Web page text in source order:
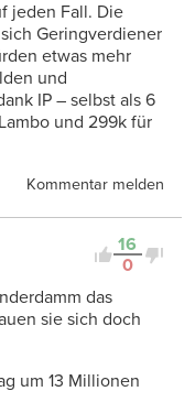
jeden Fall. Die
Geringverdiener
etwas mehr
und
IP – selbst als 6
und 299k für
Kommentar melden
16
0
das
sie sich doch
um 13 Millionen